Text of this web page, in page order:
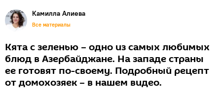
Камилла Алиева
Все материалы
Кята с зеленью – одно из самых любимых
блюд в Азербайджане. На западе страны
ее готовят по-своему. Подробный рецепт
от домохозяек – в нашем видео.